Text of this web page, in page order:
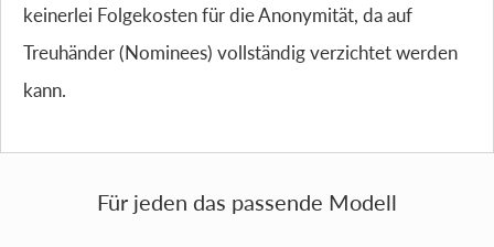
keinerlei Folgekosten für die Anonymität, da auf
Treuhänder (Nominees) vollständig verzichtet werden
kann.
Für jeden das passende Modell